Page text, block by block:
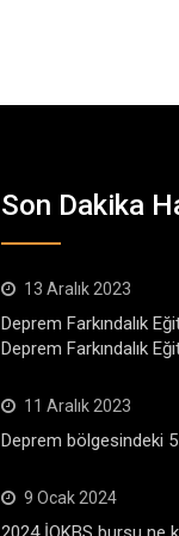
Son Dakika
13 Aralık 2023
Deprem Farkındalık
Deprem Farkındalık
11 Aralık 2023
Deprem bölgesindeki
9 Ocak 2024